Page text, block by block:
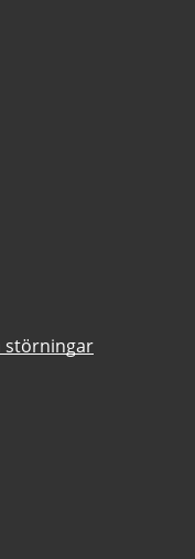
störningar